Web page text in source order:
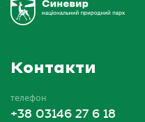
Контакти
телефон
+38 03146 27 6 18